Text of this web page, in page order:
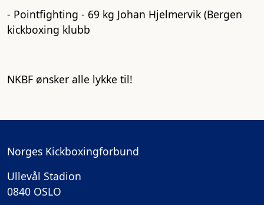
- Pointfighting - 69 kg Johan Hjelmervik (Bergen
kickboxing klubb
NKBF ønsker alle lykke til!
Norges Kickboxingforbund
Ullevål Stadion
0840 OSLO